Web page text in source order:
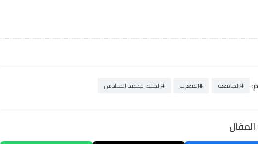
#الجامعة #المغرب #الملك محمد السادس